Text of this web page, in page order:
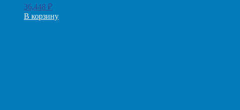
36,448 ₽
В корзину